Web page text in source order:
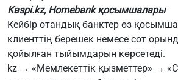
Kaspi.kz, Homebank қосымшалары
Кейбір отандық банктер өз
клиенттің берешек немесе сот
қойылған тыйымдарын көрсетеді.
kz → «Мемлекеттік қызметтер» →